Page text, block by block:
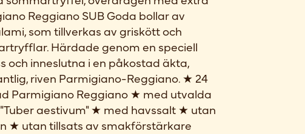
Reggiano SUB Goda bollar av
som tillverkas av griskött och
Härdade genom en speciell
och inneslutna i en påkostad äkta,
riven Parmigiano-Reggiano. ★ 24
Parmigiano Reggiano ★ med utvalda
aestivum" ★ med havssalt ★ utan
★ utan tillsats av smakförstärkare